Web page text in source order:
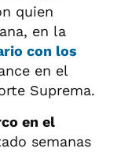
quien
en la
con los
en el
Suprema.
en el
semanas